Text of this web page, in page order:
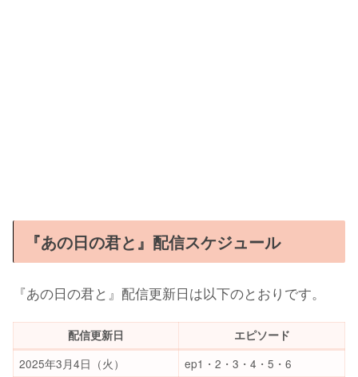
『あの日の君と』配信スケジュール
『あの日の君と』配信更新日は以下のとおりです。
配信更新日 エピソード
2025年3月4日（火） ep1・2・3・4・5・6